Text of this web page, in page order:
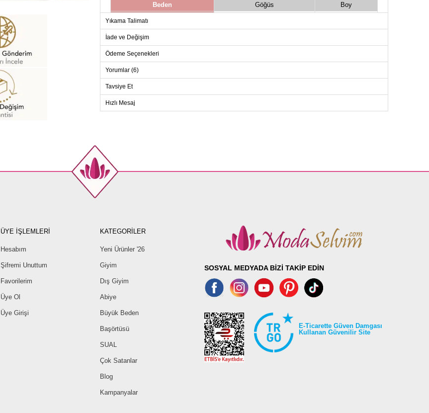
Beden
Göğüs
Boy
40
104
99
42
106
99
50
120
99
Yıkama Talimatı
İade ve Değişim
Ödeme Seçenekleri
Yorumlar (6)
Tavsiye Et
Hızlı Mesaj
ÜYE İŞLEMLERİ
Hesabım
Şifremi Unuttum
Favorilerim
Üye Ol
Üye Girişi
KATEGORİLER
Yeni Ürünler '26
Giyim
Dış Giyim
Abiye
Büyük Beden
Başörtüsü
SUAL
Çok Satanlar
Blog
Kampanyalar
SOSYAL MEDYADA BİZİ TAKİP EDİN
E-Ticarette Güven Damgası
Kullanan Güvenilir Site